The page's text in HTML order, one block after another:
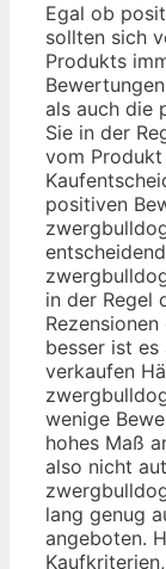
Egal ob
sollten sich
Produkts
als auch die
Sie in der
vom Produkt
positiven
in der Regel
besser ist
verkaufen
wenige
hohes Maß
also nicht
lang genug
angeboten.